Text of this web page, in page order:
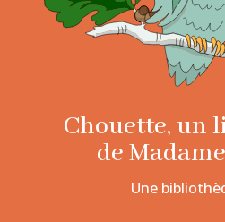
Chouette, un
de
Une